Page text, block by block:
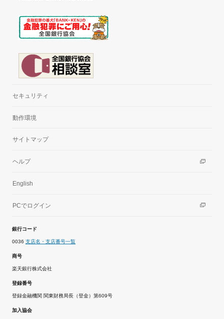
セキュリティ
動作環境
サイトマップ
ヘルプ
English
PCでログイン
銀行コード
0036 支店名・支店番号一覧
商号
楽天銀行株式会社
登録番号
登録金融機関 関東財務局長（登金）第609号
加入協会